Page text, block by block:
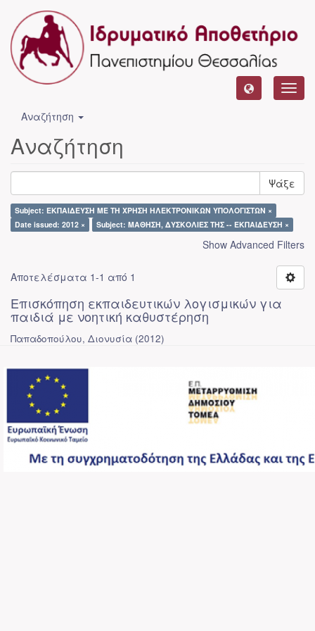
Αναζήτηση
Αναζήτηση
Ψάξε
Subject: ΕΚΠΑΙΔΕΥΣΗ ΜΕ ΤΗ ΧΡΗΣΗ ΗΛΕΚΤΡΟΝΙΚΩΝ ΥΠΟΛΟΓΙΣΤΩΝ ×
Date issued: 2012 ×
Subject: ΜΑΘΗΣΗ, ΔΥΣΚΟΛΙΕΣ ΤΗΣ -- ΕΚΠΑΙΔΕΥΣΗ ×
Show Advanced Filters
Αποτελέσματα 1-1 από 1
Επισκόπηση εκπαιδευτικών λογισμικών για
παιδιά με νοητική καθυστέρηση
Παπαδοπούλου, Διονυσία (2012)